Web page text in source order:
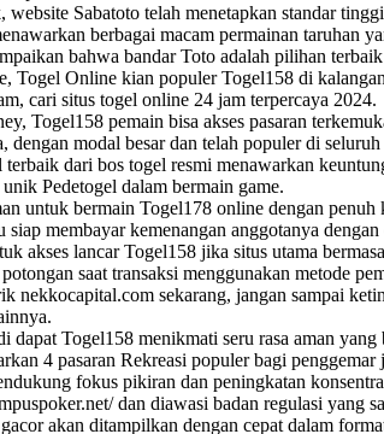
website Sabatoto telah menetapkan standar
berbagai macam permainan taruhan
bahwa bandar Toto adalah pilihan
Togel Online kian populerTogel158 di
cari situs togel online 24 jam terpercaya 2024.
Togel158 pemain bisa akses pasaran
dengan modal besar dan telah populer di
terbaik dari bos togel resmi menawarkan
unik Pedetogel dalam bermain game.
untuk bermain Togel178 online dengan penuh
siap membayar kemenangan anggotanya
akses lancarTogel158 jika situs utama
potongan saat transaksi menggunakan metode
nekkocapital.com sekarang, jangan sampai
dapat Togel158 menikmati seru rasa aman yang
4 pasaran Rekreasi populer bagi
fokus pikiran dan peningkatan
dan diawasi badan regulasi yang
akan ditampilkan dengan cepat dalam